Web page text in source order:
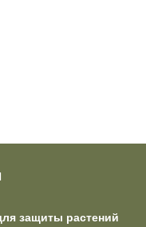
защиты растений